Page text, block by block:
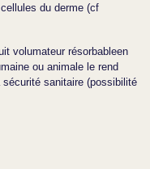
du derme (cf
volumateur résorbableen
ou animale le rend
sanitaire (possibilité